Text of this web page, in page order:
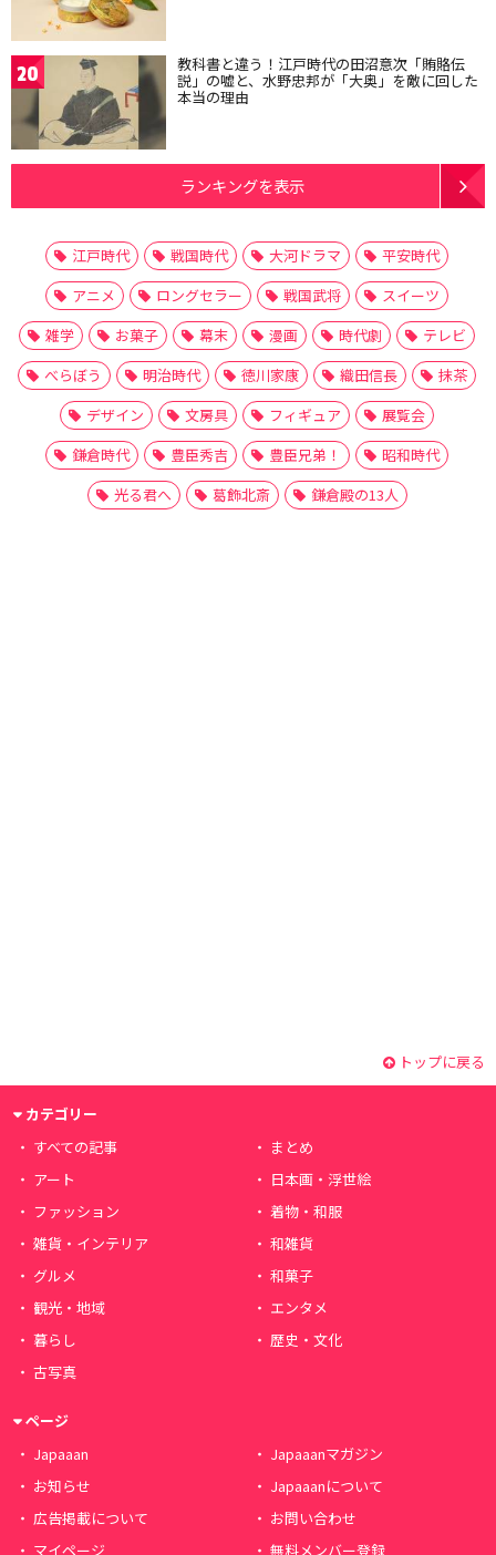
20 教科書と違う！江戸時代の田沼意次「賄賂伝
説」の嘘と、水野忠邦が「大奥」を敵に回した
本当の理由
ランキングを表示
江戸時代 戦国時代 大河ドラマ
平安時代
アニメ
ロングセラー 戦国武将
スイーツ
雑学
お菓子 幕末 漫画 時代劇
テレビ
べらぼう
明治時代 徳川家康 織田信長
抹茶
デザイン
文房具 フィギュア
展覧会
鎌倉時代
豊臣秀吉 豊臣兄弟！
昭和時代
光る君へ
葛飾北斎 鎌倉殿の13人
トップに戻る
カテゴリー
すべての記事
まとめ
アート
日本画・浮世絵
ファッション
着物・和服
雑貨・インテリア
和雑貨
グルメ
和菓子
観光・地域
エンタメ
暮らし
歴史・文化
古写真
ページ
Japaaan
Japaaanマガジン
お知らせ
Japaaanについて
広告掲載について
お問い合わせ
マイページ
無料メンバー登録